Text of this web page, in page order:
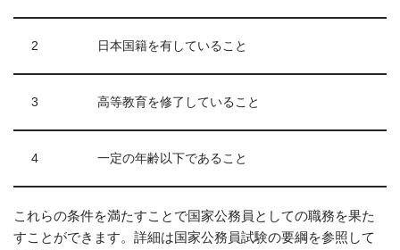
2 日本国籍を有していること
3 高等教育を修了していること
4 一定の年齢以下であること
これらの条件を満たすことで国家公務員としての職務を果た
すことができます。詳細は国家公務員試験の要綱を参照して